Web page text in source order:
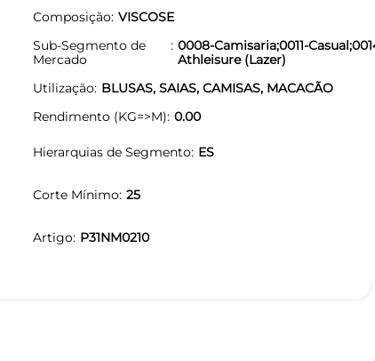
Composição VISCOSE
Sub-Segmento de
Mercado
0008-Camisaria;0011-
Athleisure (Lazer)
Utilização BLUSAS, SAIAS, CAMISAS, MACACÃO
Rendimento (KG=>M) 0.00
Hierarquias de Segmento ES
Corte Mínimo 25
Artigo P31NM0210